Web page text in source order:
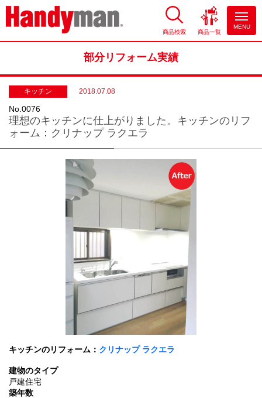
お風呂やキッチンのリフォーム
商品検索 商品一覧
MENU
部分リフォーム実績
キッチン 2018.07.08
No.0076
理想のキッチンに仕上がりました。キッチンのリフ
ォーム：クリナップ ラクエラ
キッチンのリフォーム： クリナップ ラクエラ
建物のタイプ
戸建住宅
築年数